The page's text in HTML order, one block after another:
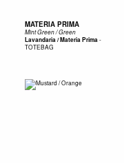
MATERIA PRIMA
Mint Green / Green
Lavandaria / Materia Prima-
TOTEBAG